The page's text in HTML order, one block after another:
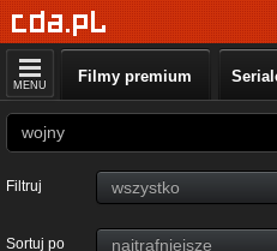
MENU Filmy premium
Filtruj
Sortuj po